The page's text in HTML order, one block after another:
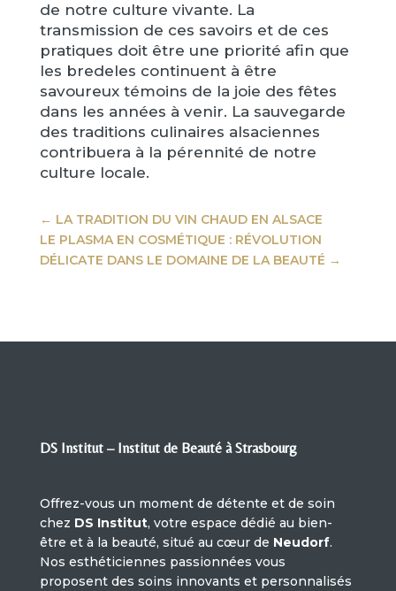
de notre culture vivante. La
transmission de ces savoirs et de ces
pratiques doit être une priorité afin que
les bredeles continuent à être
savoureux témoins de la joie des fêtes
dans les années à venir. La sauvegarde
des traditions culinaires alsaciennes
contribuera à la pérennité de notre
culture locale.
← LA TRADITION DU VIN CHAUD EN ALSACE
LE PLASMA EN COSMÉTIQUE : RÉVOLUTION
DÉLICATE DANS LE DOMAINE DE LA BEAUTÉ →
DS Institut – Institut de Beauté à Strasbourg
Offrez-vous un moment de détente et de soin
chez DS Institut, votre espace dédié au bien-
être et à la beauté, situé au cœur de Neudorf.
Nos esthéticiennes passionnées vous
proposent des soins innovants et personnalisés